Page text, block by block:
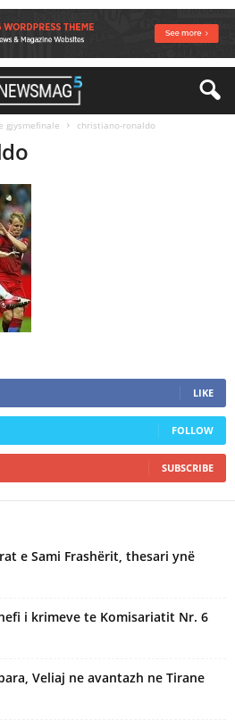
gjysmefinale christiano-ronaldo
LIKE
FOLLOW
SUBSCRIBE
e Sami Frashërit, thesari ynë
i krimeve te Komisariatit Nr. 6
Veliaj ne avantazh ne Tirane